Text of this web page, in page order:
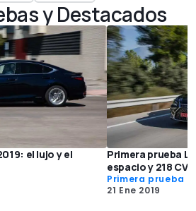
y Destacados
el lujo y el
Primera prueba
espacio y 218 CV
Primera prueba
21 Ene 2019